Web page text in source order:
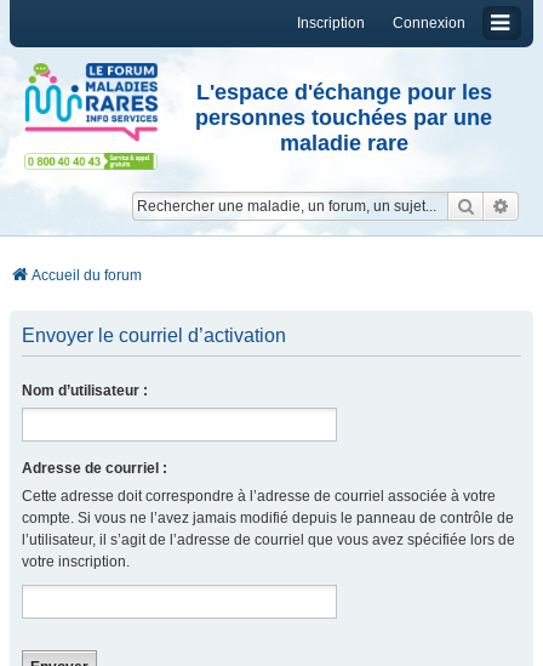
Connexion
Inscription
L'espace d'échange pour les
personnes touchées par une
maladie rare
Accueil du forum
Envoyer le courriel d’activation
Nom d’utilisateur :
Adresse de courriel :
Cette adresse doit correspondre à l’adresse de courriel associée à votre
compte. Si vous ne l’avez jamais modifié depuis le panneau de contrôle de
l’utilisateur, il s’agit de l’adresse de courriel que vous avez spécifiée lors de
votre inscription.